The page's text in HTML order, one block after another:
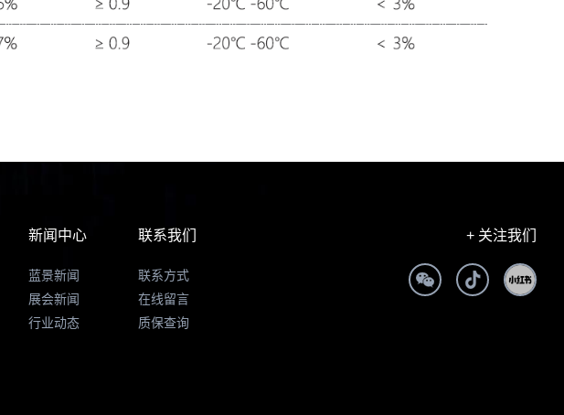
新闻中心
蓝景新闻
展会新闻
行业动态
联系我们
联系方式
在线留言
质保查询
+ 关注我们